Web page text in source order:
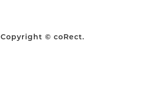
Copyright © coRect.